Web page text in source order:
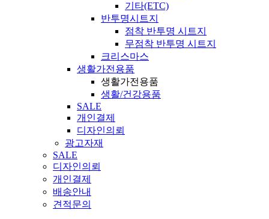
기타(ETC)
반투명시트지
점착 반투명 시트지
무점착 반투명 시트지
크리스마스
생활가전용품
생활가전용품
생활/건강용품
SALE
개인결제
디자인의뢰
광고자재
SALE
디자인의뢰
개인결제
배송안내
견적문의